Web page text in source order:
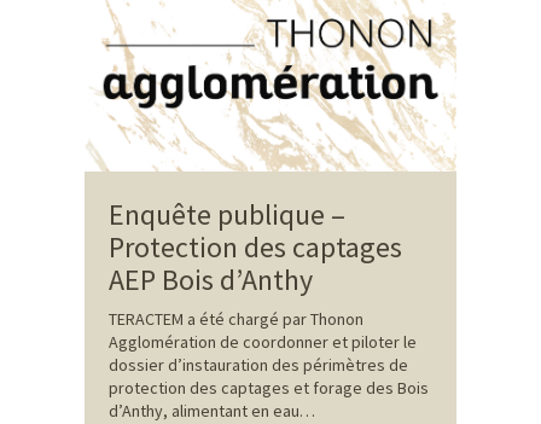
Enquête publique –
Protection des captages
AEP Bois d’Anthy
TERACTEM a été chargé par Thonon
Agglomération de coordonner et piloter le
dossier d’instauration des périmètres de
protection des captages et forage des Bois
d’Anthy, alimentant en eau…